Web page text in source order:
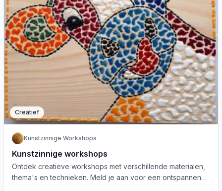
Creatief
Kunstzinnige Workshops
Kunstzinnige workshops
Ontdek creatieve workshops met verschillende materialen,
thema's en technieken. Meld je aan voor een ontspannen